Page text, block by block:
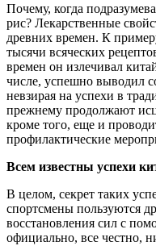
Почему, когда
рис? Лекарственные
древних времен. К
тысячи всяческих
времен он излечивал
числе, успешно выводил
невзирая на успехи в
прежнему продолжают
кроме того, еще и
профилактические
Всем известны успехи
В целом, секрет таких
спортсмены пользуются
восстановления сил с
официально, все честно,